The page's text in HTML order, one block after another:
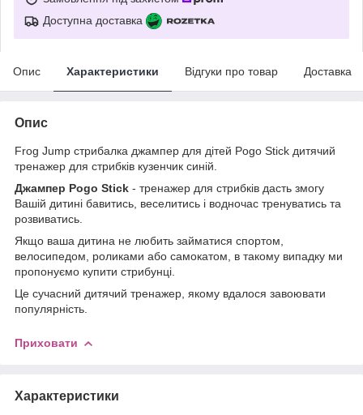
Доступна доставка
Опис Характеристики Відгуки про товар Доставка
Опис
Frog Jump стрибалка джампер для дітей Pogo Stick дитячий
тренажер для стрибків кузенчик синій.
Джампер Pogo Stick - тренажер для стрибків дасть змогу
Вашій дитині бавитись, веселитись і водночас тренуватись та
розвиватись.
Якщо ваша дитина не любить займатися спортом,
велосипедом, роликами або самокатом, в такому випадку ми
пропонуємо купити стрибунці.
Це сучасний дитячий тренажер, якому вдалося завоювати
популярність.
Приховати
Характеристики